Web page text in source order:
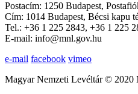
Postacím: 1250 Budapest,
Cím: 1014 Budapest, Bécsi kapu
Tel.: +36 1 225 2843, +36 1 225
E-mail: info@mnl.gov.hu
e-mail facebook vimeo
Magyar Nemzeti Levéltár © 2020